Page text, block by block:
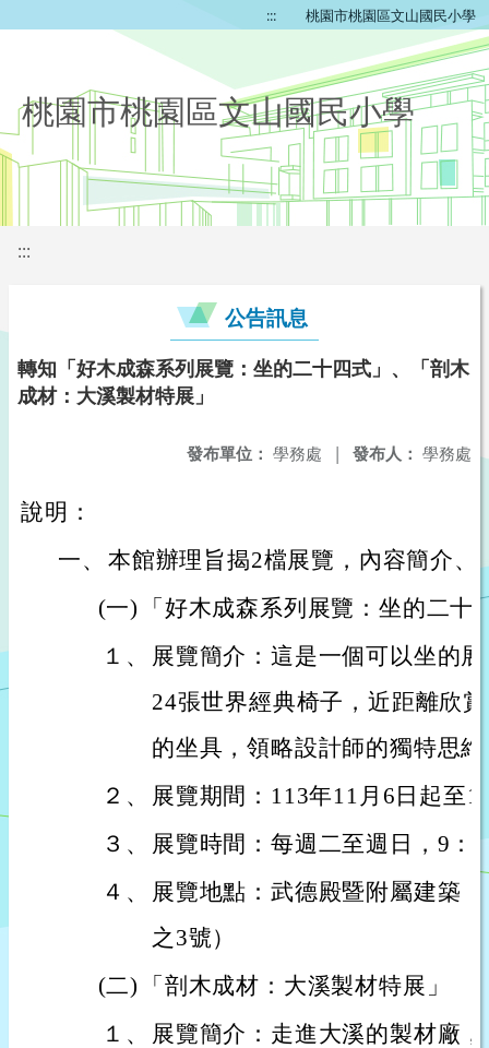
::: 桃園市桃園區文山國民小學
桃園市桃園區文山國民小學
:::
公告訊息
轉知「好木成森系列展覽：坐的二十四式」、「剖木
成材：大溪製材特展」
發布人： 學務處
發布單位： 學務處 |
說明：
一、 本館辦理旨揭2檔展覽，內容簡介、
(一)
「好木成森系列展覽：坐的二十
１、
展覽簡介：這是一個可以坐的
24張世界經典椅子，近距離欣
的坐具，領略設計師的獨特思
２、
展覽期間：113年11月6日起至
３、
展覽時間：每週二至週日，9：
４、
展覽地點：武德殿暨附屬建築
之3號）
(二)
「剖木成材：大溪製材特展」
１、
展覽簡介：走進大溪的製材廠